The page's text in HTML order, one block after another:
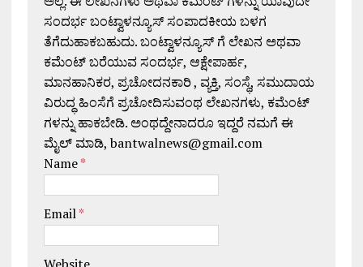
ಸಂದರ್ಭ ಬಂಟ್ವಾಳನ್ಯೂಸ್ ಸಂಪಾದಕೀಯ ಬಳಗ
ತೆಗೆದುಹಾಕಬಹುದು. ಬಂಟ್ವಾಳನ್ಯೂಸ್ ಗೆ ಲೇಖನ ಅಥವಾ
ಕಮೆಂಟ್ ಬರೆಯುವ ಸಂದರ್ಭ, ಆಕ್ಷೇಪಾರ್ಹ,
ಮಾನಹಾನಿಕರ, ಪ್ರಚೋದನಕಾರಿ , ವ್ಯಕ್ತಿ, ಸಂಸ್ಥೆ, ಸಮುದಾಯ
ವಿರುದ್ಧ ಹಿಂಸೆಗೆ ಪ್ರಚೋದಿಸುವಂಥ ಲೇಖನಗಳು, ಕಮೆಂಟ್
ಗಳನ್ನು ಹಾಕಬೇಡಿ. ಅಂಥದ್ದೇನಾದರೂ ಇದ್ದರೆ ನಮಗೆ ಈ
ಮೈಲ್ ಮಾಡಿ, bantwalnews@gmail.com
Name*
Email*